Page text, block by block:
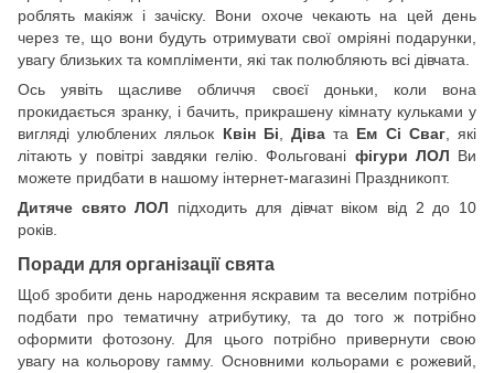
роблять макіяж і зачіску. Вони охоче чекають на цей день
через те, що вони будуть отримувати свої омріяні подарунки,
увагу близьких та компліменти, які так полюбляють всі дівчата.
Ось уявіть щасливе обличчя своєї доньки, коли вона
прокидається зранку, і бачить, прикрашену кімнату кульками у
вигляді улюблених ляльок Квін Бі, Дівата Ем Сі Сваг, які
літають у повітрі завдяки гелію. Фольговані фігури ЛОЛ Ви
можете придбати в нашому інтернет-магазині Праздникопт.
Дитяче свято ЛОЛ підходить для дівчат віком від 2 до 10
років.
Поради для організації свята
Щоб зробити день народження яскравим та веселим потрібно
подбати про тематичну атрибутику, та до того ж потрібно
оформити фотозону. Для цього потрібно привернути свою
увагу на кольорову гамму. Основними кольорами є рожевий,